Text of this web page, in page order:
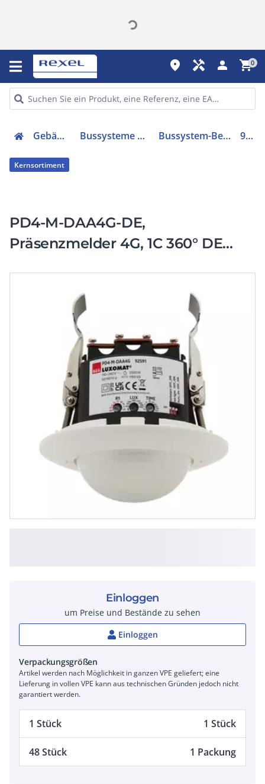
place handyman person shopping_cart0
Gebäudetechnik Bussysteme & Komponenten Bussystem-Bewegungsmelder 92591
Kernsortiment
PD4-M-DAA4G-DE,
Präsenzmelder 4G, 1C 360° DE
Einloggen
um Preise und Bestände zu sehen
Einloggen
Verpackungsgrößen
Artikel werden nach Möglichkeit in ganzen VPE geliefert; eine
Lieferung in vollen VPE kann aus technischen Gründen jedoch nicht
garantiert werden.
1 Stück 1 Stück
48 Stück 1 Packung